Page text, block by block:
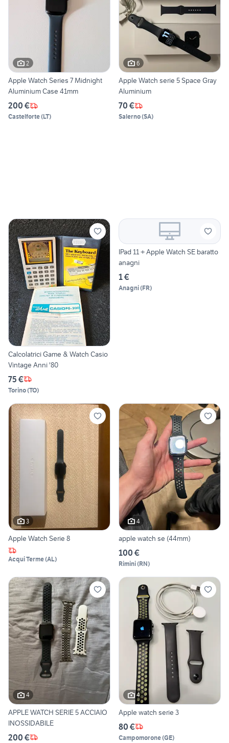
2
Apple Watch Series 7 Midnight
Aluminium Case 41mm
200 €
Castelforte(LT)
6
Apple Watch serie 5 Space Gray
Aluminium
70 €
Salerno(SA)
Calcolatrici Game & Watch Casio
Vintage Anni '80
75 €
Torino(TO)
IPad 11 + Apple Watch SE baratto
anagni
1 €
Anagni(FR)
3
Apple Watch Serie 8
Acqui Terme(AL)
4
apple watch se (44mm)
100 €
Rimini(RN)
4
APPLE WATCH SERIE 5 ACCIAIO
INOSSIDABILE
200 €
4
Apple watch serie 3
80 €
Campomorone(GE)